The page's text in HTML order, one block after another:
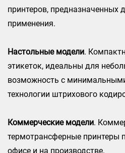
принтеров, предназначенных
применения.
Настольные модели.
этикеток, идеальны для
возможность с
технологии штрихового
Коммерческие модели.
термотрансферные принтеры
офисе и на производстве.